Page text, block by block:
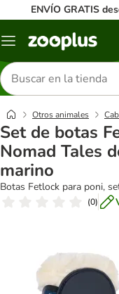
ENVÍO GRATIS
Menú
Buscar
productos
Otros animales
Set de botas
Nomad Tales
marino
Botas Fetlock para poni,
(0)